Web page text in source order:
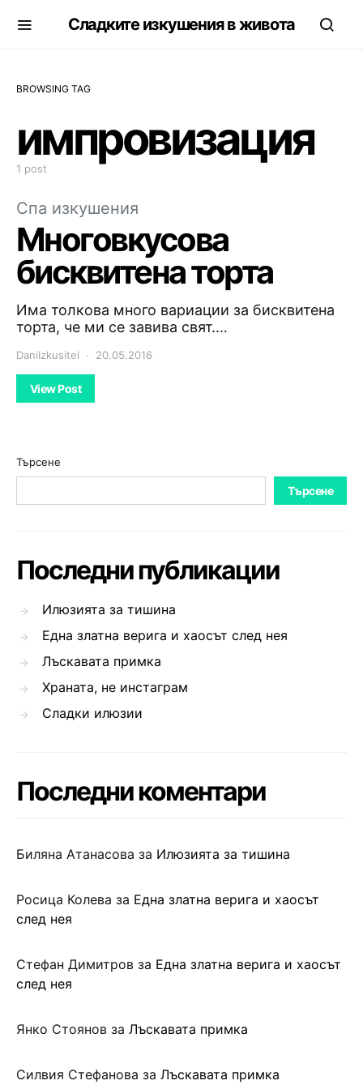
Сладките изкушения в живота
BROWSING TAG
импровизация
1 post
Спа изкушения
Многовкусова
бисквитена торта
Има толкова много вариации за бисквитена
торта, че ми се завива свят.…
DaniIzkusitel 20.05.2016
View Post
Търсене
Търсене
Последни публикации
Илюзията за тишина
Една златна верига и хаосът след нея
Лъскавата примка
Храната, не инстаграм
Сладки илюзии
Последни коментари
Биляна Атанасова за Илюзията за тишина
Росица Колева за Една златна верига и хаосът
след нея
Стефан Димитров за Една златна верига и хаосът
след нея
Янко Стоянов за Лъскавата примка
Силвия Стефанова за Лъскавата примка